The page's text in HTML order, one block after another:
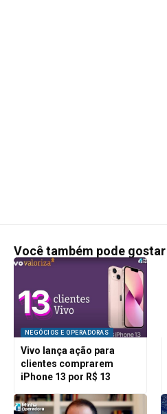
Você também pode gostar
NEGÓCIOS E OPERADORAS
Vivo lança ação para
clientes comprarem
iPhone 13 por R$ 13